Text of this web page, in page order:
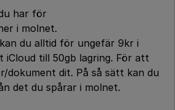
har för
i molnet.
du alltid för ungefär 9kr i
iCloud till 50gb lagring. För att
dokument dit. På så sätt kan du
det du spårar i molnet.